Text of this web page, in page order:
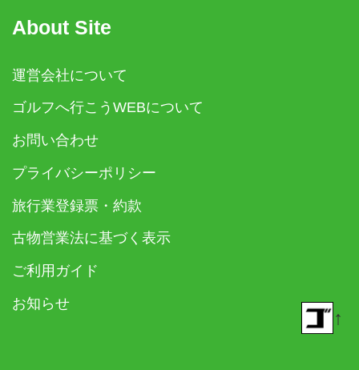
About Site
運営会社について
ゴルフへ行こうWEBについて
お問い合わせ
プライバシーポリシー
旅行業登録票・約款
古物営業法に基づく表示
ご利用ガイド
お知らせ
↑